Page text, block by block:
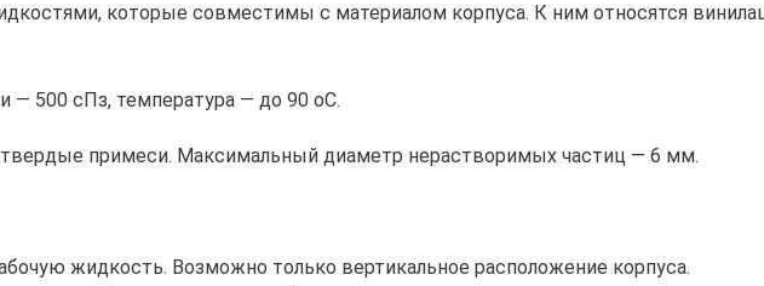
которые совместимы с материалом корпуса. К ним относятся
— 500 сПз, температура — до 90 оС.
примеси. Максимальный диаметр нерастворимых частиц — 6 мм.
жидкость. Возможно только вертикальное расположение корпуса.